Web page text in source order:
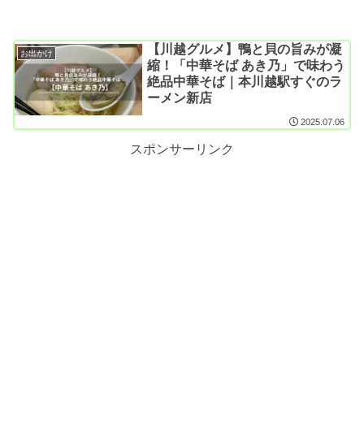
お出かけ
【川越グルメ】鴨と貝の旨みが凝
縮！「中華そば あき乃」で味わう
絶品中華そば｜本川越駅すぐのラ
ーメン新店
2025.07.06
スポンサーリンク